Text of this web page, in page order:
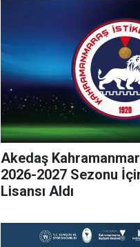
Akedaş
2026-2027 Sezonu
Lisansı Aldı